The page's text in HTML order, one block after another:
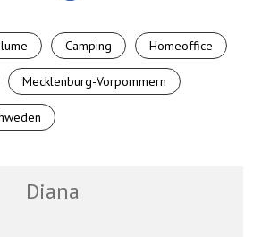
Camping Homeoffice
Mecklenburg-Vorpommern
Diana